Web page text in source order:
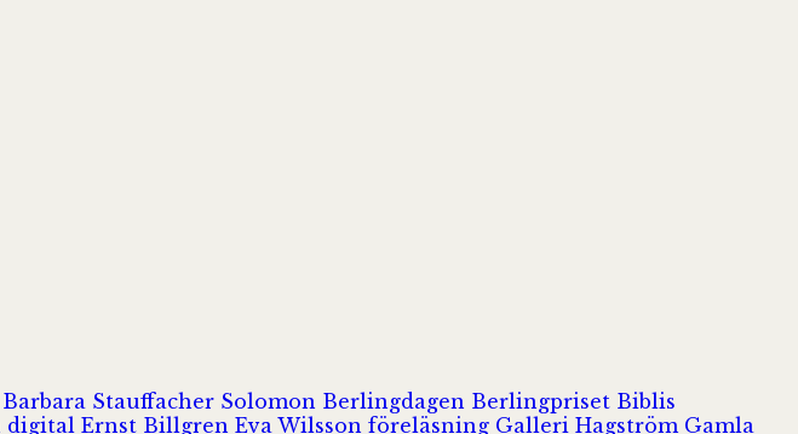
Barbara Stauffacher Solomon Berlingdagen Berlingpriset Biblis
digital Ernst Billgren Eva Wilsson föreläsning Galleri Hagström Gamla